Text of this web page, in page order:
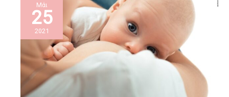
Μάι
25
2021